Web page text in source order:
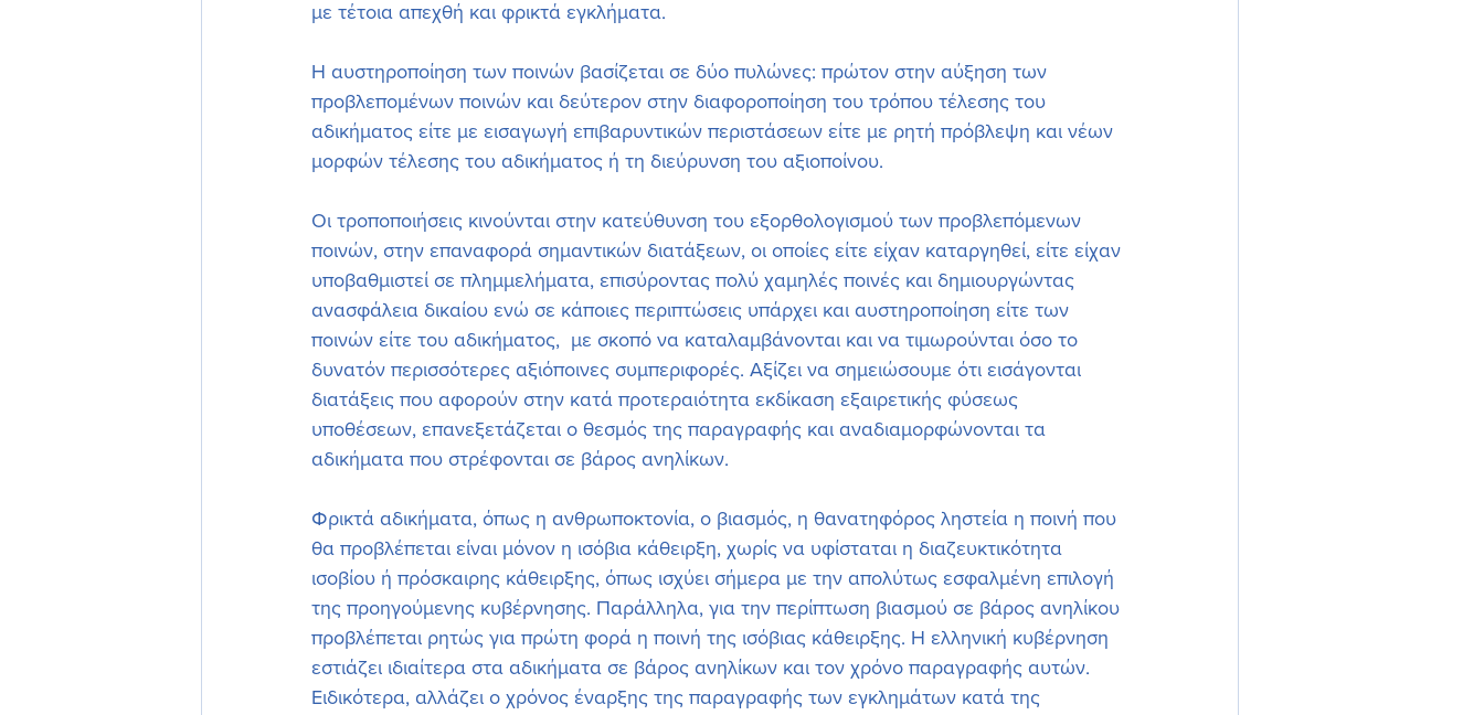
με τέτοια απεχθή και φρικτά εγκλήματα.
Η αυστηροποίηση των ποινών βασίζεται σε δύο πυλώνες: πρώτον στην αύξηση των
προβλεπομένων ποινών και δεύτερον στην διαφοροποίηση του τρόπου τέλεσης του
αδικήματος είτε με εισαγωγή επιβαρυντικών περιστάσεων είτε με ρητή πρόβλεψη και νέων
μορφών τέλεσης του αδικήματος ή τη διεύρυνση του αξιοποίνου.
Οι τροποποιήσεις κινούνται στην κατεύθυνση του εξορθολογισμού των προβλεπόμενων
ποινών, στην επαναφορά σημαντικών διατάξεων, οι οποίες είτε είχαν καταργηθεί, είτε είχαν
υποβαθμιστεί σε πλημμελήματα, επισύροντας πολύ χαμηλές ποινές και δημιουργώντας
ανασφάλεια δικαίου ενώ σε κάποιες περιπτώσεις υπάρχει και αυστηροποίηση είτε των
ποινών είτε του αδικήματος,  με σκοπό να καταλαμβάνονται και να τιμωρούνται όσο το
δυνατόν περισσότερες αξιόποινες συμπεριφορές. Αξίζει να σημειώσουμε ότι εισάγονται
διατάξεις που αφορούν στην κατά προτεραιότητα εκδίκαση εξαιρετικής φύσεως
υποθέσεων, επανεξετάζεται ο θεσμός της παραγραφής και αναδιαμορφώνονται τα
αδικήματα που στρέφονται σε βάρος ανηλίκων.
Φρικτά αδικήματα, όπως η ανθρωποκτονία, ο βιασμός, η θανατηφόρος ληστεία η ποινή που
θα προβλέπεται είναι μόνον η ισόβια κάθειρξη, χωρίς να υφίσταται η διαζευκτικότητα
ισοβίου ή πρόσκαιρης κάθειρξης, όπως ισχύει σήμερα με την απολύτως εσφαλμένη επιλογή
της προηγούμενης κυβέρνησης. Παράλληλα, για την περίπτωση βιασμού σε βάρος ανηλίκου
προβλέπεται ρητώς για πρώτη φορά η ποινή της ισόβιας κάθειρξης. Η ελληνική κυβέρνηση
εστιάζει ιδιαίτερα στα αδικήματα σε βάρος ανηλίκων και τον χρόνο παραγραφής αυτών.
Ειδικότερα, αλλάζει ο χρόνος έναρξης της παραγραφής των εγκλημάτων κατά της